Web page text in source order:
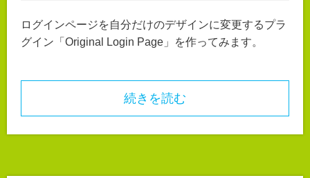
ログインページを自分だけのデザインに変更するプラ
グイン「Original Login Page」を作ってみます。
続きを読む